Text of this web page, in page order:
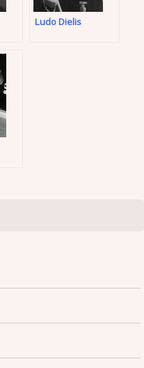
Ludo Dielis